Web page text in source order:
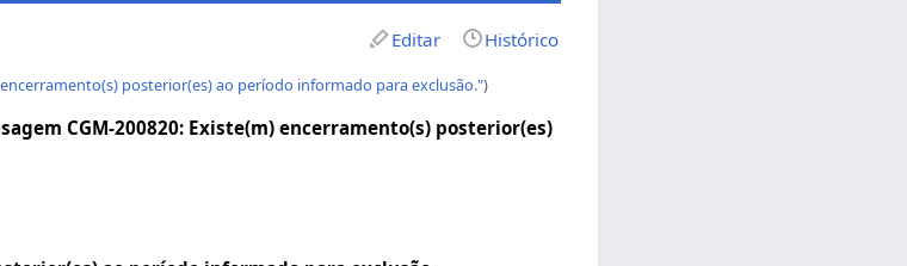
Editar Histórico
posterior(es) ao período informado para exclusão.")
CGM-200820: Existe(m) encerramento(s) posterior(es)